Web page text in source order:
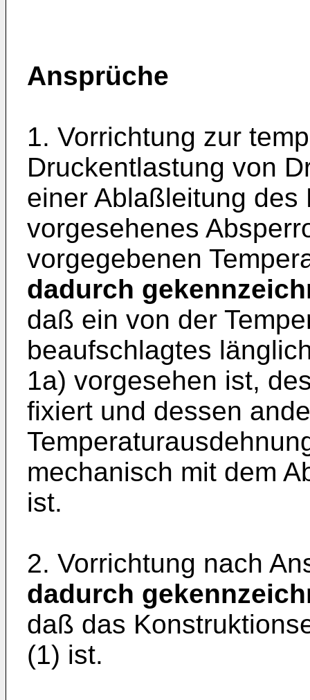
Ansprüche
1. Vorrichtung zur
Druckentlastung von
einer Ablaß­leitung des
vorgesehenes
vorgegebenen
dadurch
daß ein von der
beaufschlagtes
1a) vorgesehen ist,
fixiert und dessen
mechanisch mit dem
ist.
2. Vorrichtung nach
dadurch
daß das
(1) ist.